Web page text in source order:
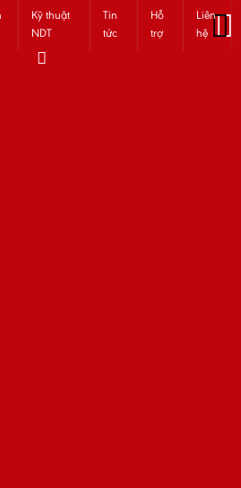
Kỹ thuật
NDT
Tin
tức
Hỗ
trợ
Liên
hệ